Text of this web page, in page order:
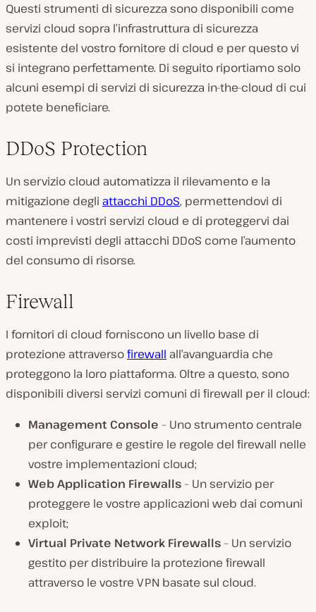
Questi strumenti di sicurezza sono disponibili come
servizi cloud sopra l’infrastruttura di sicurezza
esistente del vostro fornitore di cloud e per questo vi
si integrano perfettamente. Di seguito riportiamo solo
alcuni esempi di servizi di sicurezza in-the-cloud di cui
potete beneficiare.
DDoS Protection
Un servizio cloud automatizza il rilevamento e la
mitigazione degli attacchi DDoS, permettendovi di
mantenere i vostri servizi cloud e di proteggervi dai
costi imprevisti degli attacchi DDoS come l’aumento
del consumo di risorse.
Firewall
I fornitori di cloud forniscono un livello base di
protezione attraversofirewall all’avanguardia che
proteggono la loro piattaforma. Oltre a questo, sono
disponibili diversi servizi comuni di firewall per il cloud:
Management Console – Uno strumento centrale
per configurare e gestire le regole del firewall nelle
vostre implementazioni cloud;
Web Application Firewalls– Un servizio per
proteggere le vostre applicazioni web dai comuni
exploit;
Virtual Private Network Firewalls– Un servizio
gestito per distribuire la protezione firewall
attraverso le vostre VPN basate sul cloud.